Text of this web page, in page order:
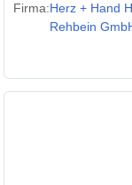
Firma:Herz + Hand
Rehbein